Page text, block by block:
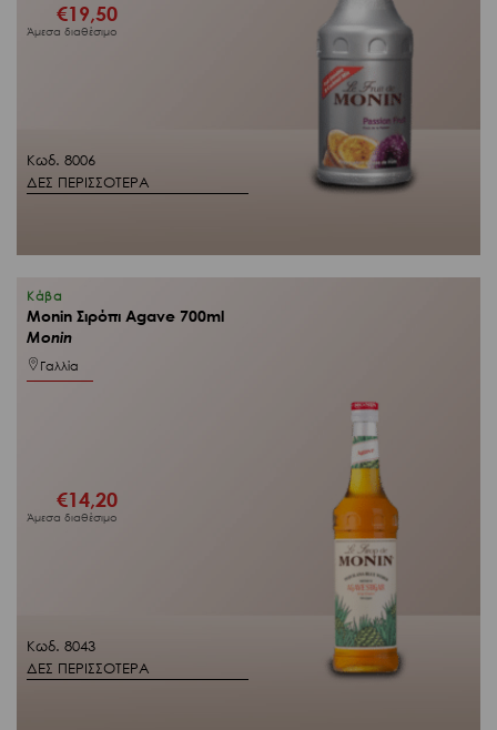
Κωδ. 8006
ΔΕΣ ΠΕΡΙΣΣΟΤΕΡΑ
€19,50
Άμεσα διαθέσιμο
Κωδ. 8043
ΔΕΣ ΠΕΡΙΣΣΟΤΕΡΑ
Κάβα
Monin Σιρόπι Agave 700ml
Monin
Γαλλία
€14,20
Άμεσα διαθέσιμο